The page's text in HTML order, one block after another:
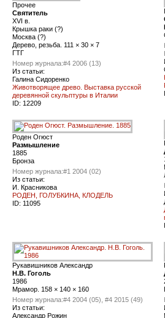
Прочее
Святитель
XVI в.
Крышка раки (?)
Москва (?)
Дерево, резьба. 111 × 30 × 7
ГТГ
Номер журнала:#4 2006 (13)
Из статьи:
Галина Сидоренко
Животворящее древо. Выставка русской
деревянной скульптуры в Италии
ID: 12209
Роден Огюст
Размышление
1885
Бронза
Номер журнала:#1 2004 (02)
Из статьи:
И. Красникова
РОДЕН, ГОЛУБКИНА, КЛОДЕЛЬ
ID: 11095
Рукавишников Александр
Н.В. Гоголь
1986
Мрамор. 158 × 140 × 160
Номер журнала:#4 2004 (05), #4 2015 (49)
Из статьи:
Александр Рожин